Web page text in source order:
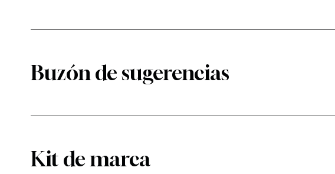
Buzón de sugerencias
Kit de marca